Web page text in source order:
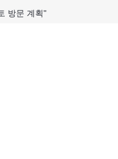
방문 계획"